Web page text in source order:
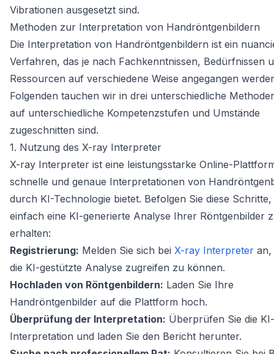
Vibrationen ausgesetzt sind.
Methoden zur Interpretation von Handröntgenbildern
Die Interpretation von Handröntgenbildern ist ein
Verfahren, das je nach Fachkenntnissen, Bedürfnissen
Ressourcen auf verschiedene Weise angegangen
Folgenden tauchen wir in drei unterschiedliche
auf unterschiedliche Kompetenzstufen und Umstände
zugeschnitten sind.
1. Nutzung des X-ray Interpreter
X-ray Interpreter ist eine leistungsstarke Online-
schnelle und genaue Interpretationen von
durch KI-Technologie bietet. Befolgen Sie diese
einfach eine KI-generierte Analyse Ihrer Röntgenbilder
erhalten:
Registrierung: Melden Sie sich bei X-ray Interpreter
die KI-gestützte Analyse zugreifen zu können.
Hochladen von Röntgenbildern: Laden Sie Ihre
Handröntgenbilder auf die Plattform hoch.
Überprüfung der Interpretation: Überprüfen Sie die
Interpretation und laden Sie den Bericht herunter.